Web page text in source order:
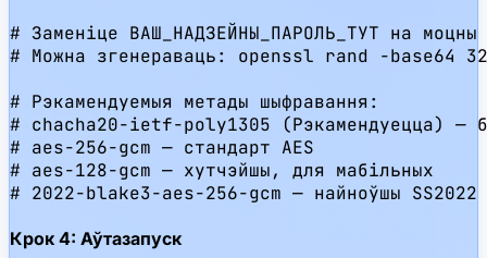
# Заменіце ВАШ_НАДЗЕЙНЫ_ПАРОЛЬ_ТУТ на моцны
# Можна згенераваць: openssl rand -base64 32
# Рэкамендуемыя метады шыфравання:
# chacha20-ietf-poly1305 (Рэкамендуецца) —
# aes-256-gcm — стандарт AES
# aes-128-gcm — хутчэйшы, для мабільных
# 2022-blake3-aes-256-gcm — найноўшы SS2022
Крок 4: Аўтазапуск